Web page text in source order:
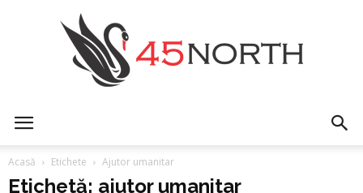
Acasă Etichete Ajutor umanitar
Etichetă: ajutor umanitar